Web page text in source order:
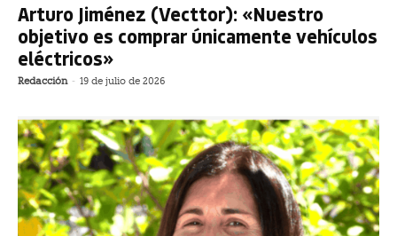
Arturo Jiménez (Vecttor): «Nuestro
objetivo es comprar únicamente vehículos
eléctricos»
Redacción - 19 de julio de 2026